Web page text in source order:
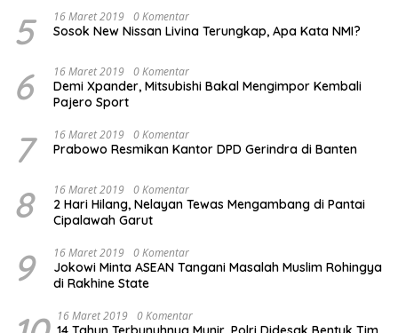
5 16 Maret 2019 0 Komentar
Sosok New Nissan Livina Terungkap, Apa Kata NMI?
6 16 Maret 2019 0 Komentar
Demi Xpander, Mitsubishi Bakal Mengimpor Kembali
Pajero Sport
7 16 Maret 2019 0 Komentar
Prabowo Resmikan Kantor DPD Gerindra di Banten
8 16 Maret 2019 0 Komentar
2 Hari Hilang, Nelayan Tewas Mengambang di Pantai
Cipalawah Garut
9 16 Maret 2019 0 Komentar
Jokowi Minta ASEAN Tangani Masalah Muslim Rohingya
di Rakhine State
16 Maret 2019 0 Komentar